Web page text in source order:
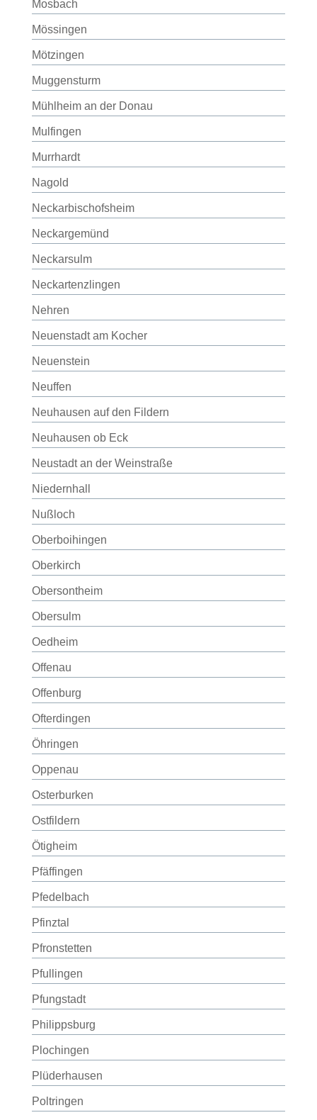
Mosbach
Mössingen
Mötzingen
Muggensturm
Mühlheim an der Donau
Mulfingen
Murrhardt
Nagold
Neckarbischofsheim
Neckargemünd
Neckarsulm
Neckartenzlingen
Nehren
Neuenstadt am Kocher
Neuenstein
Neuffen
Neuhausen auf den Fildern
Neuhausen ob Eck
Neustadt an der Weinstraße
Niedernhall
Nußloch
Oberboihingen
Oberkirch
Obersontheim
Obersulm
Oedheim
Offenau
Offenburg
Ofterdingen
Öhringen
Oppenau
Osterburken
Ostfildern
Ötigheim
Pfäffingen
Pfedelbach
Pfinztal
Pfronstetten
Pfullingen
Pfungstadt
Philippsburg
Plochingen
Plüderhausen
Poltringen